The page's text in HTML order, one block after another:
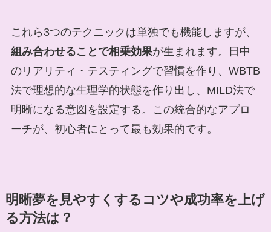
これら3つのテクニックは単独でも機能しますが、
組み合わせることで相乗効果が生まれます。日中
のリアリティ・テスティングで習慣を作り、WBTB
法で理想的な生理学的状態を作り出し、MILD法で
明晰になる意図を設定する。この統合的なアプロ
ーチが、初心者にとって最も効果的です。
明晰夢を見やすくするコツや成功率を上げ
る方法は？